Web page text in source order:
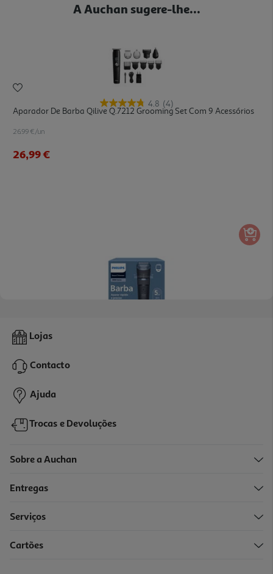
A Auchan sugere-lhe...
4.8 (4)
Aparador De Barba Qilive Q.7212 Grooming Set Com 9 Acessórios
26.99 €/un
26,99 €
Aparador De Barba Philips Série 3000 Bt3665/15 Com 20 Níveis E
80 Minutos
49,99 €
Lojas
Contacto
Ajuda
Trocas e Devoluções
Sobre a Auchan
Entregas
Serviços
Cartões